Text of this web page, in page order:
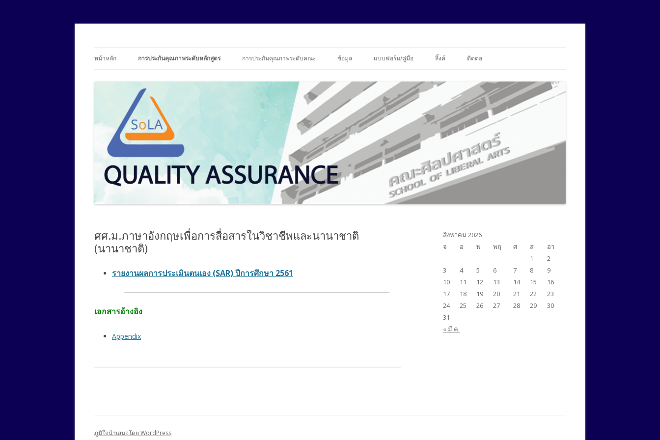
หน้าหลัก การประกันคุณภาพระดับหลักสูตร
มาตรฐาน
อาจารย์ประจำหลักสูตร ประจำปีการศึกษา 2562
ประจำปีการศึกษา 2563
รายงานการประเมินตนเอง (SAR)
รายงานการประเมินตนเอง (SAR)
ระดับปริญญาโท ปีการศึกษา 2563
ศศ.ม.ภาษาศาสตร์ประยุกต์ ด้านการ
สอนภาษาอังกฤษ (นานาชาติ)
ศศ.ม.ภาษาอังกฤษเพื่อการสื่อสารใน
วิชาชีพและนานาชาติ (นานาชาติ)
ระดับปริญญาเอก ปีการศึกษา 2563
ปร.ด.ภาษาศาสตร์ประยุกต์
(นานาชาติ)
รายงานการประเมินตนเอง (SAR)
2562
ระดับปริญญาโท ปีการศึกษา 2562
ศศ.ม.ภาษาศาสตร์ประยุกต์ ด้านการ
สอนภาษาอังกฤษ (นานาชาติ)
สอนภาษาอังกฤษ (นานาชาติ)
ระดับปริญญาเอก ปีการศึกษา 2562
ปร.ด.ภาษาศาสตร์ประยุกต์
รายงานการประเมินตนเอง (SAR)
2561
ระดับปริญญาโท ปีการศึกษา 2561
วิชาชีพและนานาชาติ (นานาชาติ)
สอนภาษาอังกฤษ (นานาชาติ)
2560
2559
วิชาชีพและนานาชาติ (นานาชาติ)
AUN-QA
ศศ.ม.ภาษาศาสตร์ประยุกต์ ด้านการ
สอนภาษาอังกฤษ (นานาชาติ)
AUN-QA
ปร.ด.ภาษาศาสตร์ประยุกต์
(นานาชาติ)
AUN-QA
การประกันคุณภาพระดับคณะ ข้อมูล
ข้อมูลนักศึกษาคณะศิลปศาสตร์
ฐานข้อมูลประกันคุณภาพ สถานะการอัปโหลดข้อมูล
การควบคุมภายใน
ความร่วมมือทางวิชาการ
แบบฟอร์ม/คู่มือ ลิ้งค์ ติดต่อ
ศศ.ม.ภาษาอังกฤษเพื่อการสื่อสารในวิชาชีพและนานาชาติ
(นานาชาติ)
รายงานผลการประเมินตนเอง (SAR) ปีการศึกษา 2561
เอกสารอ้างอิง
Appendix
สิงหาคม 2026
จ
อ พ พฤ ศ ส อา
« มี.ค.
1
2
3
4 5 6 7 8
9
10
11 12 13 14 15
16
17
18 19 20 21 22
23
24
25 26 27 28 29
30
31
ภูมิใจนำเสนอโดย WordPress